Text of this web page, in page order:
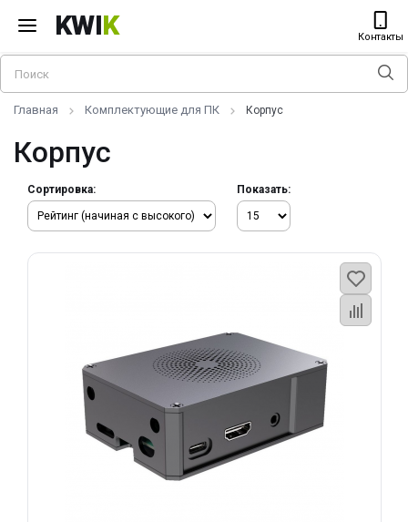
KWIK Контакты
Главная Комплектующие для ПК Корпус
Корпус
Сортировка: Показать: